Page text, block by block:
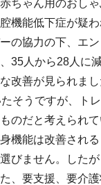
ちゃん用のおしゃ
機能低下症が疑
協力の下、エ
35人から28人に
改善が見られまし
そうですが、ト
のだと考えられ
機能は改善される
びません。した
要支援、要介